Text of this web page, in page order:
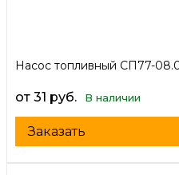
Насос топливный СП77-
от 31 руб. В наличии
Заказать